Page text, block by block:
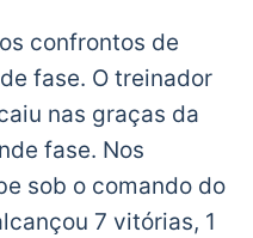
confrontos de
fase. O treinador
nas graças da
fase. Nos
sob o comando do
7 vitórias, 1